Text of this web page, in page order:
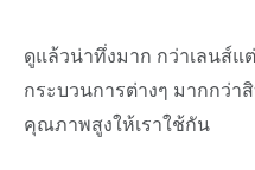
ดูแล้วน่าทึ่งมาก กว่าเลนส์
กระบวนการต่างๆ มากกว่า
คุณภาพสูงให้เราใช้กัน